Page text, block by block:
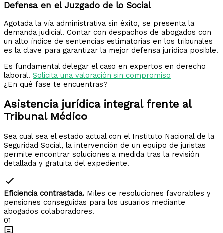
Defensa en el Juzgado de lo Social
Agotada la vía administrativa sin éxito, se presenta la
demanda judicial. Contar con despachos de abogados con
un alto índice de sentencias estimatorias en los tribunales
es la clave para garantizar la mejor defensa jurídica posible.
Es fundamental delegar el caso en expertos en derecho
laboral. Solicita una valoración sin compromiso
¿En qué fase te encuentras?
Asistencia jurídica integral frente al
Tribunal Médico
Sea cual sea el estado actual con el Instituto Nacional de la
Seguridad Social, la intervención de un equipo de juristas
permite encontrar soluciones a medida tras la revisión
detallada y gratuita del expediente.
Eficiencia contrastada. Miles de resoluciones favorables y
pensiones conseguidas para los usuarios mediante
abogados colaboradores.
01